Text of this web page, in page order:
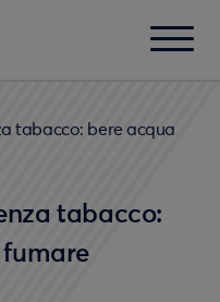
tabacco: bere acqua
tabacco:
fumare